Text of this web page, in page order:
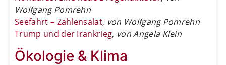
Wolfgang Pomrehn
Seefahrt – Zahlensalat, von Wolfgang Pomrehn
Trump und der Irankrieg, von Angela Klein
Ökologie & Klima